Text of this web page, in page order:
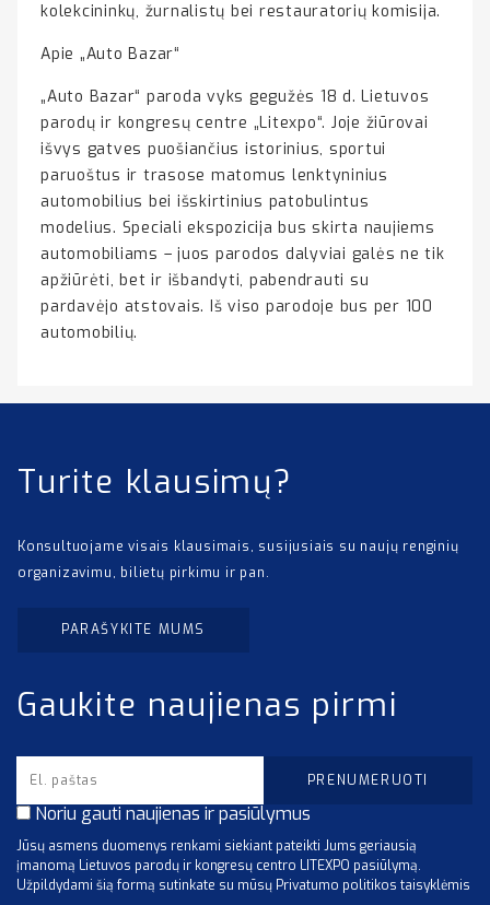
kolekcininkų, žurnalistų bei restauratorių komisija.
Apie „Auto Bazar“
„Auto Bazar“ paroda vyks gegužės 18 d. Lietuvos
parodų ir kongresų centre „Litexpo“. Joje žiūrovai
išvys gatves puošiančius istorinius, sportui
paruoštus ir trasose matomus lenktyninius
automobilius bei išskirtinius patobulintus
modelius. Speciali ekspozicija bus skirta naujiems
automobiliams – juos parodos dalyviai galės ne tik
apžiūrėti, bet ir išbandyti, pabendrauti su
pardavėjo atstovais. Iš viso parodoje bus per 100
automobilių.
Turite klausimų?
Konsultuojame visais klausimais, susijusiais su naujų renginių
organizavimu, bilietų pirkimu ir pan.
PARAŠYKITE MUMS
Gaukite naujienas pirmi
Noriu gauti naujienas ir pasiūlymus
Jūsų asmens duomenys renkami siekiant pateikti Jums geriausią
įmanomą Lietuvos parodų ir kongresų centro LITEXPO pasiūlymą.
Užpildydami šią formą sutinkate su mūsų Privatumo politikos taisyklėmis